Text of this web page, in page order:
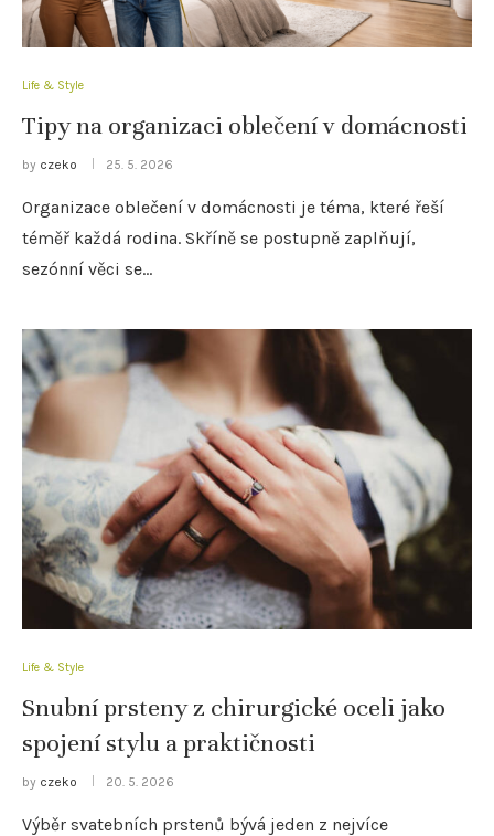
Life & Style
Tipy na organizaci oblečení v domácnosti
by czeko 25. 5. 2026
Organizace oblečení v domácnosti je téma, které řeší
téměř každá rodina. Skříně se postupně zaplňují,
sezónní věci se…
Life & Style
Snubní prsteny z chirurgické oceli jako
spojení stylu a praktičnosti
by czeko 20. 5. 2026
Výběr svatebních prstenů bývá jeden z nejvíce